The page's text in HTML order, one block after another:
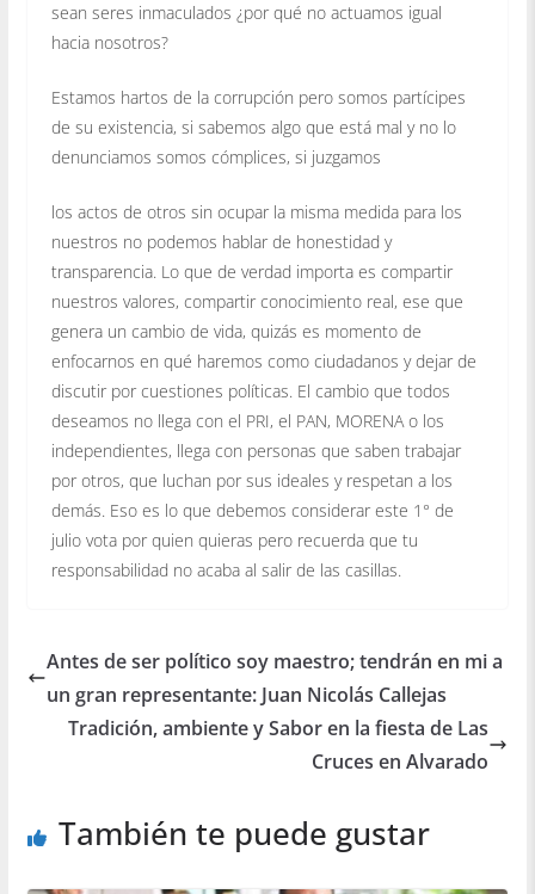
sean seres inmaculados ¿por qué no actuamos igual
hacia nosotros?
Estamos hartos de la corrupción pero somos partícipes
de su existencia, si sabemos algo que está mal y no lo
denunciamos somos cómplices, si juzgamos
los actos de otros sin ocupar la misma medida para los
nuestros no podemos hablar de honestidad y
transparencia. Lo que de verdad importa es compartir
nuestros valores, compartir conocimiento real, ese que
genera un cambio de vida, quizás es momento de
enfocarnos en qué haremos como ciudadanos y dejar de
discutir por cuestiones políticas. El cambio que todos
deseamos no llega con el PRI, el PAN, MORENA o los
independientes, llega con personas que saben trabajar
por otros, que luchan por sus ideales y respetan a los
demás. Eso es lo que debemos considerar este 1° de
julio vota por quien quieras pero recuerda que tu
responsabilidad no acaba al salir de las casillas.
Antes de ser político soy maestro; tendrán en mi a
un gran representante: Juan Nicolás Callejas
Tradición, ambiente y Sabor en la fiesta de Las
Cruces en Alvarado
También te puede gustar